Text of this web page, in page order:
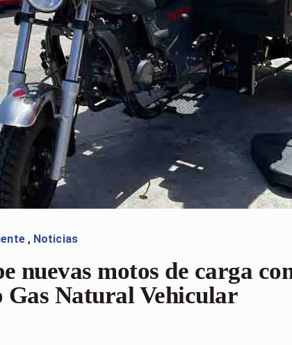
, Noticias
nuevas motos de carga
Gas Natural Vehicular